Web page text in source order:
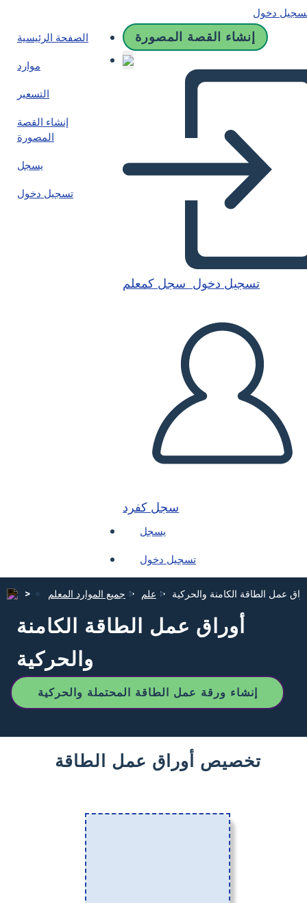
دخول
الصفحة الرئيسية
موارد
التسعير
إنشاء القصة
المصورة
يسجل
تسجيل دخول
إنشاء القصة المصورة
تسجيل دخول سجل كمعلم
سجل كفرد
يسجل
تسجيل دخول
جميع الموارد المعلم علم عمل الطاقة الكامنة والحركية
أوراق عمل الطاقة الكامنة
والحركية
إنشاء ورقة عمل الطاقة المحتملة والحركية
تخصيص أوراق عمل الطاقة